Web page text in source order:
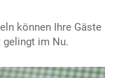
können Ihre Gäste
gelingt im Nu.